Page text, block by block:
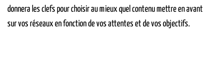
donnera les clefs pour choisir au mieux quel contenu mettre en avant
sur vos réseaux en fonction de vos attentes et de vos objectifs.